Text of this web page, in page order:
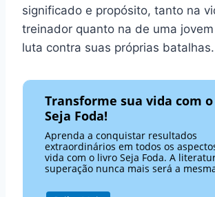
significado e propósito, tanto na
treinador quanto na de uma
luta contra suas próprias batalhas.
Transforme sua vida com
Seja Foda!
Aprenda a conquistar resultados
extraordinários em todos os
vida com o livro Seja Foda. A
superação nunca mais será a